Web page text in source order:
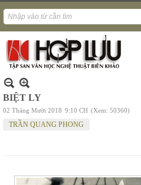
BIỆT LY
02 Tháng Mười 2018 9:10 CH (Xem: 50360)
TRẦN QUANG PHONG